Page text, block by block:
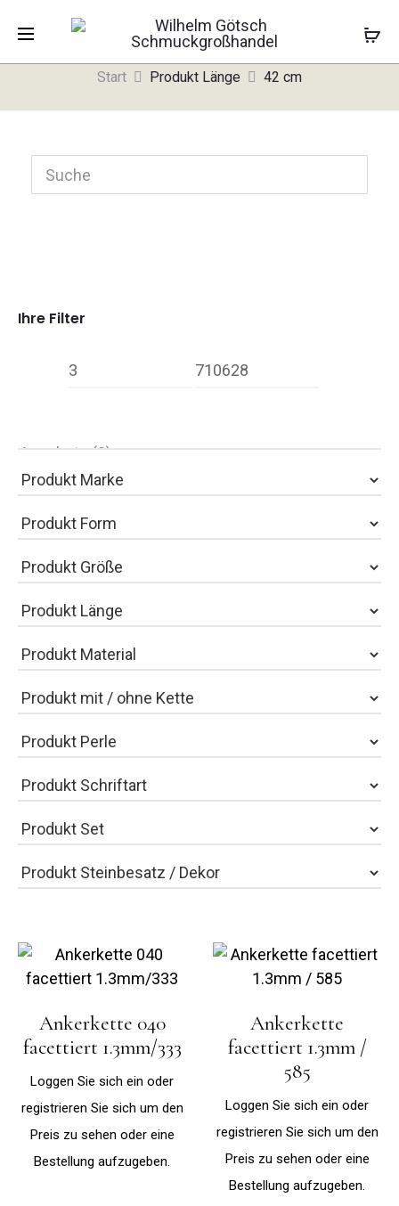
42 cm
Start Produkt Länge 42 cm
Ankerkette 040
facettiert 1.3mm/333
Loggen Sie sich ein oder
registrieren Sie sich um den
Preis zu sehen oder eine
Bestellung aufzugeben.
Ankerkette
facettiert 1.3mm /
585
Loggen Sie sich ein oder
registrieren Sie sich um den
Preis zu sehen oder eine
Bestellung aufzugeben.
Ihre Filter